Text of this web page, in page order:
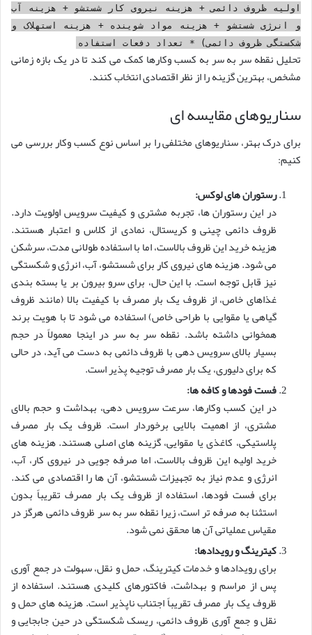
اولیه ظروف دائمی + هزینه نیروی کار شستشو + هزینه آب
و انرژی شستشو + هزینه مواد شوینده + هزینه استهلاک و
شکستگی ظروف دائمی) * تعداد دفعات استفاده
تحلیل نقطه سر به سر به کسب وکارها کمک می کند تا در یک بازه زمانی
مشخص، بهترین گزینه را از نظر اقتصادی انتخاب کنند.
سناریوهای مقایسه ای
برای درک بهتر، سناریوهای مختلفی را بر اساس نوع کسب وکار بررسی می
کنیم:
رستوران های لوکس:
در این رستوران ها، تجربه مشتری و کیفیت سرویس اولویت دارد.
ظروف دائمی چینی و کریستال، نمادی از کلاس و اعتبار هستند.
هزینه خرید این ظروف بالاست، اما با استفاده طولانی مدت، سرشکن
می شود. هزینه های نیروی کار برای شستشو، آب، انرژی و شکستگی
نیز قابل توجه است. با این حال، برای سرو بیرون بر یا بسته بندی
غذاهای خاص، از ظروف یک بار مصرف با کیفیت بالا (مانند ظروف
گیاهی یا مقوایی با طراحی خاص) استفاده می شود تا با هویت برند
همخوانی داشته باشد. نقطه سر به سر در اینجا معمولاً در حجم
بسیار بالای سرویس دهی با ظروف دائمی به دست می آید، در حالی
که برای دلیوری، یک بار مصرف توجیه پذیر است.
فست فودها و کافه ها:
در این کسب وکارها، سرعت سرویس دهی، بهداشت و حجم بالای
مشتری، از اهمیت بالایی برخوردار است. ظروف یک بار مصرف
پلاستیکی، کاغذی یا مقوایی، گزینه های اصلی هستند. هزینه های
خرید اولیه این ظروف بالاست، اما صرفه جویی در نیروی کار، آب،
انرژی و عدم نیاز به تجهیزات شستشو، آن ها را اقتصادی می کند.
برای فست فودها، استفاده از ظروف یک بار مصرف تقریباً بدون
استثنا به صرفه تر است، زیرا نقطه سر به سر ظروف دائمی هرگز در
مقیاس عملیاتی آن ها محقق نمی شود.
کیترینگ و رویدادها:
برای رویدادها و خدمات کیترینگ، حمل و نقل، سهولت در جمع آوری
پس از مراسم و بهداشت، فاکتورهای کلیدی هستند. استفاده از
ظروف یک بار مصرف تقریباً اجتناب ناپذیر است. هزینه های حمل و
نقل و جمع آوری ظروف دائمی، ریسک شکستگی در حین جابجایی و